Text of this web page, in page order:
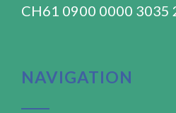
CH61 0900 0000 3035
NAVIGATION